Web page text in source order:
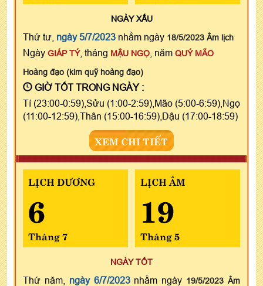
NGÀYXẤU
Thứ tư, ngày 5/7/2023 nhằm ngày 18/5/2023 Âm lịch
Ngày GIÁP TÝ, tháng MẬU NGỌ , năm QUÝ MÃO
Hoàng đạo (kim quỹ hoàng đạo)
GIỜ TỐT TRONG NGÀY :
Tí (23:00-0:59),Sửu (1:00-2:59),Mão (5:00-6:59),Ngọ
(11:00-12:59),Thân (15:00-16:59),Dậu (17:00-18:59)
XEM CHI TIẾT
LỊCH DƯƠNG
6
Tháng 7
LỊCH ÂM
19
Tháng 5
NGÀY TỐT
Thứ năm, ngày 6/7/2023nhằm ngày 19/5/2023 Âm